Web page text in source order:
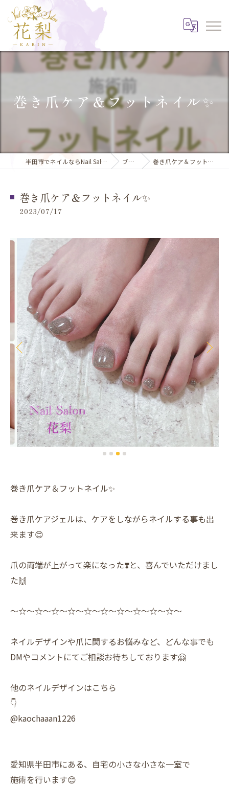
巻き爪ケア＆フットネイル✨️
半田市でネイルならNail Salon 花梨 ブログ 巻き爪ケア＆フットネイル✨️
巻き爪ケア＆フットネイル✨️
2023/07/17
巻き爪ケア＆フットネイル✨️
巻き爪ケアジェルは、ケアをしながらネイルする事も出
来ます😊
爪の両端が上がって楽になった❣️と、喜んでいただけまし
た🙌
〜☆〜☆〜☆〜☆〜☆〜☆〜☆〜☆〜☆〜☆〜
ネイルデザインや爪に関するお悩みなど、どんな事でも
DMやコメントにてご相談お待ちしております🤗
他のネイルデザインはこちら
👇
@kaochaaan1226
愛知県半田市にある、自宅の小さな小さな一室で
施術を行います😊